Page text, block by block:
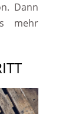
Dann
mehr